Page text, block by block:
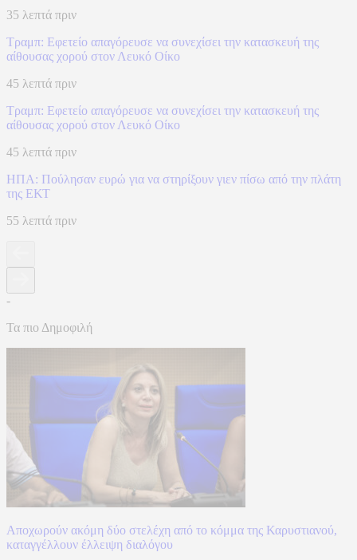
35 λεπτά πριν
Τραμπ: Εφετείο απαγόρευσε να συνεχίσει την κατασκευή της
αίθουσας χορού στον Λευκό Οίκο
45 λεπτά πριν
Τραμπ: Εφετείο απαγόρευσε να συνεχίσει την κατασκευή της
αίθουσας χορού στον Λευκό Οίκο
45 λεπτά πριν
ΗΠΑ: Πούλησαν ευρώ για να στηρίξουν γιεν πίσω από την πλάτη
της ΕΚΤ
55 λεπτά πριν
-
Τα πιο Δημοφιλή
Αποχωρούν ακόμη δύο στελέχη από το κόμμα της Καρυστιανού,
καταγγέλλουν έλλειψη διαλόγου